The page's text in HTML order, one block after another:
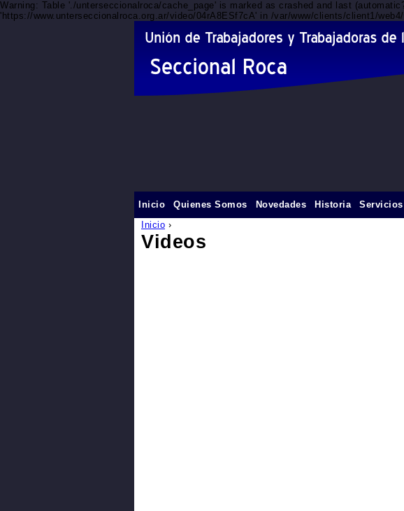
Warning: Table './unterseccionalroca/cache_page' is marked as crashed and last
'https://www.unterseccionalroca.org.ar/video/04rA8ESf7cA' in /var/www/clients/client1/
Inicio ›
Videos
Inicio Quienes Somos Novedades Historia Servicios